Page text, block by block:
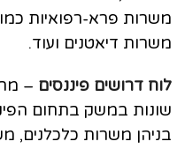
משרות פרא-רפואיות
משרות דיאטנים ועוד.
לוח דרושים פיננסים –
שונות במשק בתחום
בניהן משרות כלכלנים,